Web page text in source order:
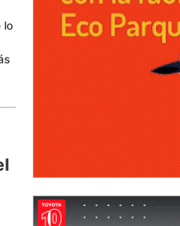
lo